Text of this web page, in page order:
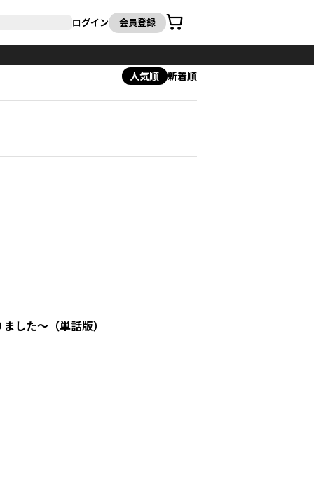
ログイン 会員登録
カート
人気順 新着順
した～（単話版）